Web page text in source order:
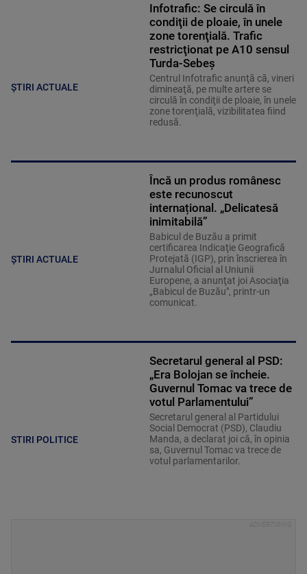
ȘTIRI ACTUALE
Infotrafic: Se circulă în
condiţii de ploaie, în unele
zone torenţială. Trafic
restricţionat pe A10 sensul
Turda-Sebeş
Centrul Infotrafic anunţă că, vineri
dimineaţă, pe multe artere se
circulă în condiţii de ploaie, în unele
zone torenţială, vizibilitatea fiind
redusă.
ȘTIRI ACTUALE
Încă un produs românesc
este recunoscut
internațional. „Delicatesă
inimitabilă”
Babicul de Buzău a primit
certificarea Indicaţie Geografică
Protejată (IGP), prin înscrierea în
Jurnalul Oficial al Uniunii
Europene, a anunţat joi Asociaţia
„Babicul de Buzău", printr-un
comunicat.
STIRI POLITICE
Secretarul general al PSD:
„Era Bolojan se încheie.
Guvernul Tomac va trece de
votul Parlamentului”
Secretarul general al Partidului
Social Democrat (PSD), Claudiu
Manda, a declarat joi că, în opinia
sa, Guvernul Tomac va trece de
votul parlamentarilor.